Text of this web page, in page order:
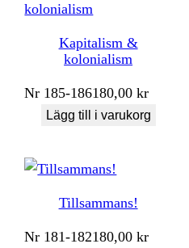
Kapitalism &
kolonialism
Nr 185-186180,00kr
Lägg till i varukorg
Tillsammans!
Nr 181-182180,00kr